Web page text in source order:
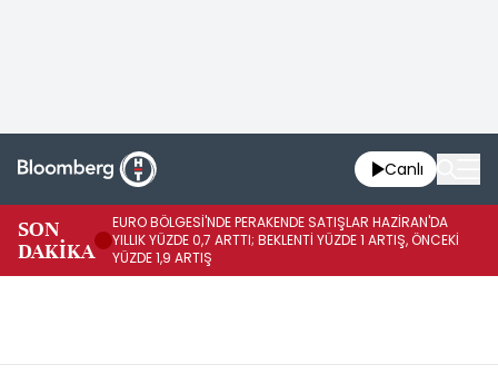
Canlı
SON
DAKİKA
EURO BÖLGESİ'NDE PERAKENDE SATIŞLAR HAZİRAN'DA
YILLIK YÜZDE 0,7 ARTTI; BEKLENTİ YÜZDE 1 ARTIŞ, ÖNCEKİ
YÜZDE 1,9 ARTIŞ